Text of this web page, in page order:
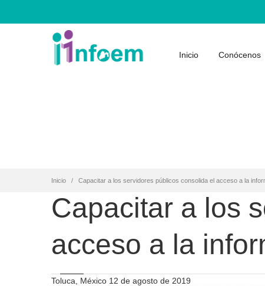
Inicio Conócenos
Inicio Capacitar a los servidores públicos consolida el acceso a la
Capacitar a los
acceso a la
Toluca, México 12 de agosto de 2019